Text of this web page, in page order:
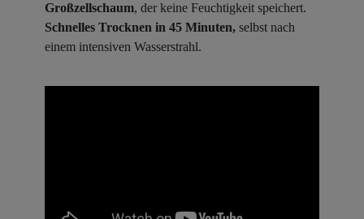
Großzellschaum, der keine Feuchtigkeit speichert.
Schnelles Trocknen in 45 Minuten, selbst nach
einem intensiven Wasserstrahl.